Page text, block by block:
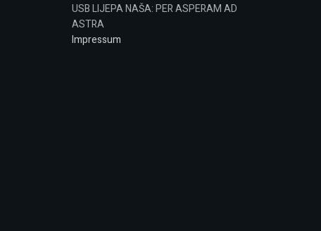
USB LIJEPA NAŠA: PER ASPERAM AD
ASTRA
Impressum